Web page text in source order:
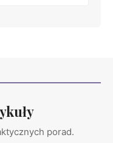
porad.